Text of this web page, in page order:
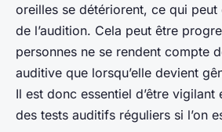
oreilles se détériorent, ce qui peut
de l’audition. Cela peut être
personnes ne se rendent compte
auditive que lorsqu’elle devient
Il est donc essentiel d’être
des tests auditifs réguliers si l’on